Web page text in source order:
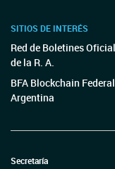
SITIOS DE INTERÉS
Red de Boletines
de la R. A.
BFA Blockchain Federal
Argentina
Secretaría